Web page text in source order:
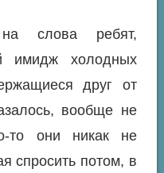
слова ребят,
имидж холодных
друг от
вообще не
то они никак не
спросить потом, в